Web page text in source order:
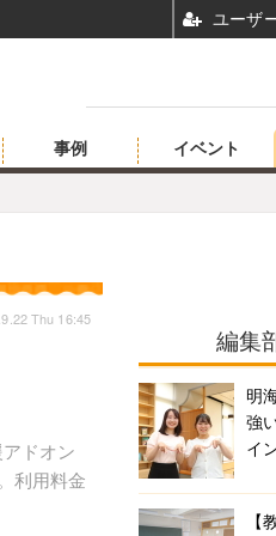
事例 イベント
ドオン
利用料金
Thu 16:45
編集
明
強
イ
【
ユーザ